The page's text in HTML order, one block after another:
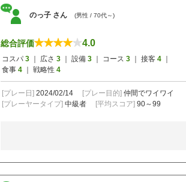
のっ子 さん (男性 / 70代～)
総合評価 4.0
コスパ 3 ｜ 広さ 3 ｜ 設備 3 ｜ コース 3 ｜ 接客 4
食事 4 ｜ 戦略性 4
[プレー日] 2024/02/14 [プレー目的] 仲間でワイワイ
[プレーヤータイプ] 中級者 [平均スコア] 90～99